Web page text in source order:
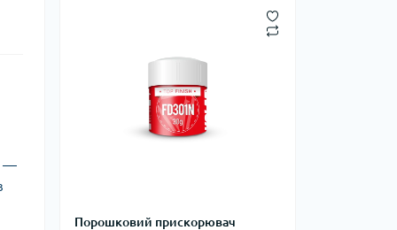
Порошковий прискорювач
—